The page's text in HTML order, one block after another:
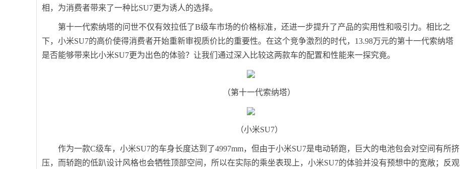
相，为消费者带来了一种比SU7更为诱人的选择。
第十一代索纳塔的问世不仅有效拉低了B级车市场的价格标准，还进一步提升了产品的实用性和吸引力。相比之
下，小米SU7的高价使得消费者开始重新审视质价比的重要性。在这个竞争激烈的时代，13.98万元的第十一代索纳塔
是否能够带来比小米SU7更为出色的体验？让我们通过深入比较这两款车的配置和性能来一探究竟。
（第十一代索纳塔）
（小米SU7）
作为一款C级车，小米SU7的车身长度达到了4997mm，但由于小米SU7是电动轿跑，巨大的电池包会对空间有所挤
压，而轿跑的低趴设计风格也会牺牲顶部空间，所以在实际的乘坐表现上，小米SU7的体验并没有预想中的宽敞；反观